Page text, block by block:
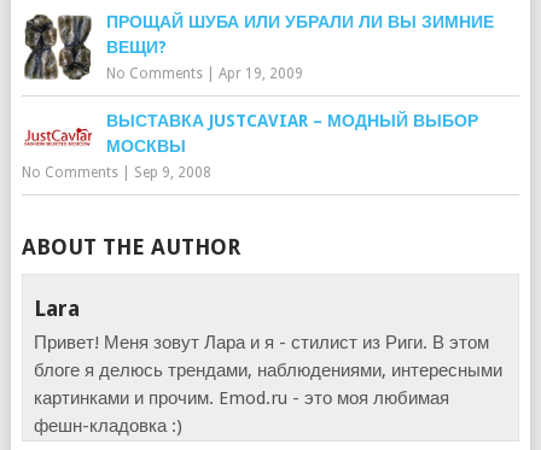
ПРОЩАЙ ШУБА ИЛИ УБРАЛИ ЛИ ВЫ ЗИМНИЕ
ВЕЩИ?
No Comments| Apr 19, 2009
ВЫСТАВКА JUSTCAVIAR – МОДНЫЙ ВЫБОР
МОСКВЫ
No Comments| Sep 9, 2008
ABOUT THE AUTHOR
Lara
Привет! Меня зовут Лара и я - стилист из Риги. В этом
блоге я делюсь трендами, наблюдениями, интересными
картинками и прочим. Emod.ru - это моя любимая
фешн-кладовка :)